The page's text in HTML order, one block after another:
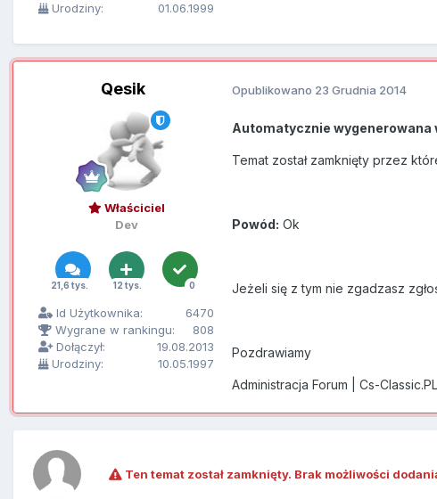
Urodziny:
01.06.1999
Qesik
Właściciel
Dev
21,6 tys. 12 tys. 0
Id Użytkownika:
6470
Wygrane w rankingu:
808
Dołączył:
19.08.2013
Urodziny:
10.05.1997
Opublikowano 23 Grudnia 2014
Automatycznie wygenerowana
Temat został zamknięty przez
Powód: Ok
Jeżeli się z tym nie zgadzasz
Pozdrawiamy
Administracja Forum | Cs-
Ten temat został zamknięty. Brak możliwości